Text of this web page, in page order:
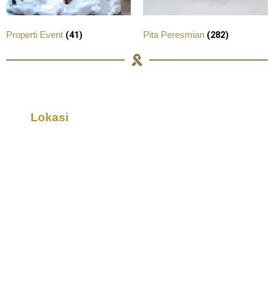
Properti Event (41) Pita Peresmian (282)
Lokasi